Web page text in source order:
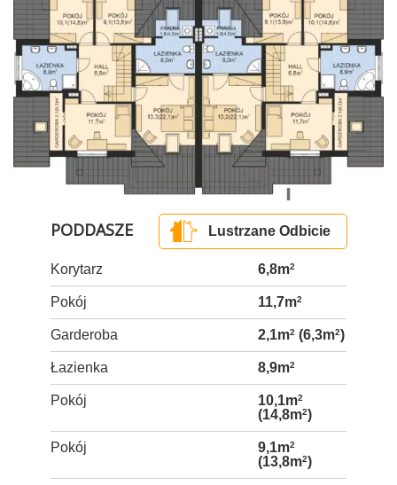
PODDASZE Lustrzane Odbicie
Korytarz 6,8m2
Pokój 11,7m2
Garderoba 2,1m2(6,3m2)
Łazienka 8,9m2
Pokój 10,1m2
(14,8m2)
Pokój 9,1m2
(13,8m2)